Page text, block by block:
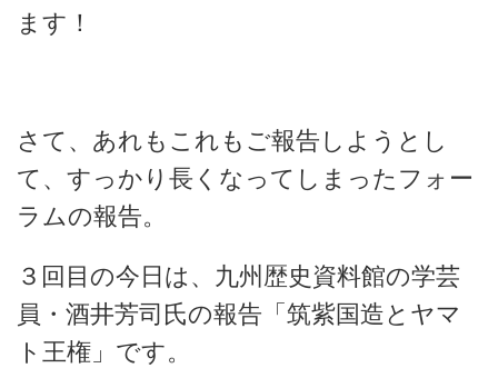
ます！
さて、あれもこれもご報告しようとし
て、すっかり長くなってしまったフォー
ラムの報告。
３回目の今日は、九州歴史資料館の学芸
員・酒井芳司氏の報告「筑紫国造とヤマ
ト王権」です。